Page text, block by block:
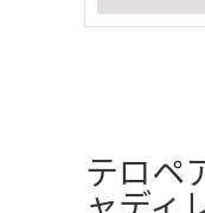
テロペ
ャディ